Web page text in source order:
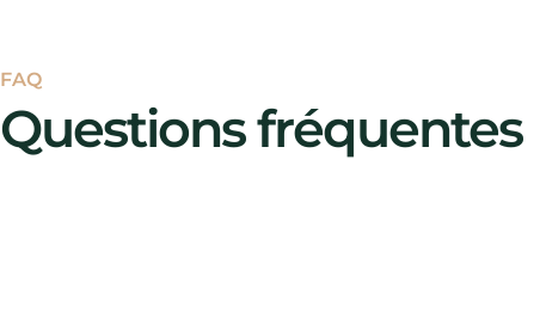
FAQ
Questions fréquentes